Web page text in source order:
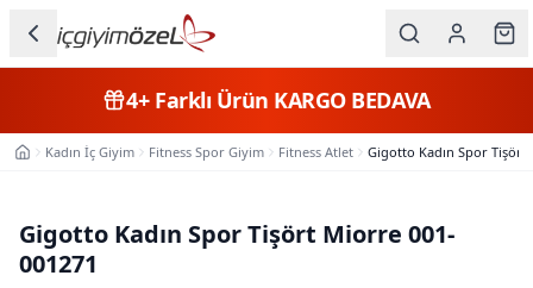
Kategorileri
Erkek
Çocuk
4+Farklı Ürün KARGO BEDAVA
Ana SayfaKadın İç Giyim Fitness Spor Giyim Fitness Atlet Gigotto Kadın Spor Tişört
Gigotto Kadın Spor Tişört Miorre 001-
001271